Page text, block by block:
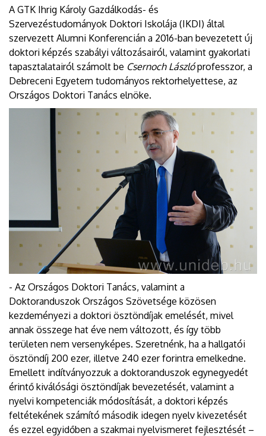
A GTK Ihrig Károly Gazdálkodás- és
Szervezéstudományok Doktori Iskolája (IKDI) által
szervezett Alumni Konferencián a 2016-ban bevezetett új
doktori képzés szabályi változásairól, valamint gyakorlati
tapasztalatairól számolt be Csernoch Lászlóprofesszor, a
Debreceni Egyetem tudományos rektorhelyettese, az
Országos Doktori Tanács elnöke.
- Az Országos Doktori Tanács, valamint a
Doktoranduszok Országos Szövetsége közösen
kezdeményezi a doktori ösztöndíjak emelését, mivel
annak összege hat éve nem változott, és így több
területen nem versenyképes. Szeretnénk, ha a hallgatói
ösztöndíj 200 ezer, illetve 240 ezer forintra emelkedne.
Emellett indítványozzuk a doktoranduszok egynegyedét
érintő kiválósági ösztöndíjak bevezetését, valamint a
nyelvi kompetenciák módosítását, a doktori képzés
feltétekének számító második idegen nyelv kivezetését
és ezzel egyidőben a szakmai nyelvismeret fejlesztését –